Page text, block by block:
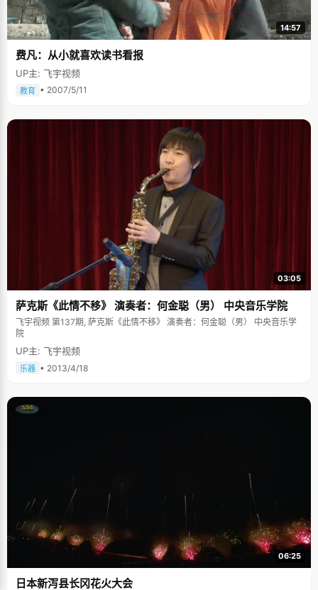
14:57
费凡：从小就喜欢读书看报
UP主: 飞宇视频
教育 • 2007/5/11
03:05
萨克斯《此情不移》 演奏者：何金聪（男） 中央音乐学院
飞宇视频 第137期, 萨克斯《此情不移》 演奏者：何金聪（男） 中央音乐学
院
UP主: 飞宇视频
乐器 • 2013/4/18
06:25
日本新泻县长冈花火大会